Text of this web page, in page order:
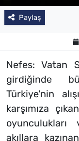
Paylaş
Nefes: Vatan
girdiğinde
Türkiye'nin
karşımıza
akıllara